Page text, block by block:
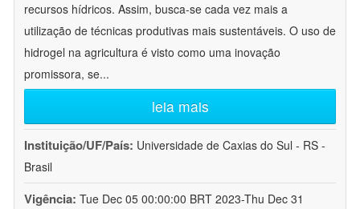
recursos hídricos. Assim, busca-se cada vez mais a
utilização de técnicas produtivas mais sustentáveis. O uso de
hidrogel na agricultura é visto como uma inovação
promissora, se...
leia mais
Instituição/UF/País: Universidade de Caxias do Sul - RS -
Brasil
Vigência: Tue Dec 05 00:00:00 BRT 2023-Thu Dec 31